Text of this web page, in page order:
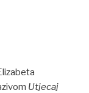
Utjecaj